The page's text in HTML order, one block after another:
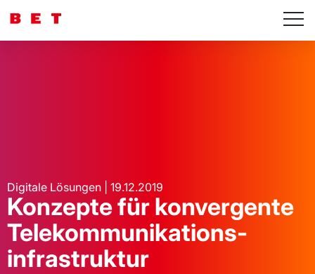
Digitale Lösungen | 19.12.2019
Konzepte für konvergente
Telekommunikations-
infrastruktur